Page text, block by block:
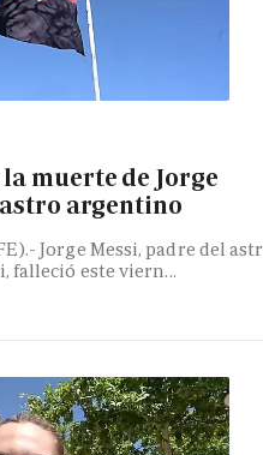
muerte de Jorge
argentino
Jorge Messi, padre del
falleció este viern...